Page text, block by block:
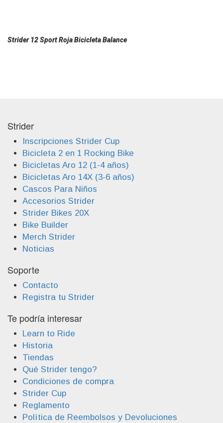
Strider 12 Sport Roja Bicicleta Balance
Strider
Inscripciones Strider Cup
Bicicleta 2 en 1 Rocking Bike
Bicicletas Aro 12 (1-4 años)
Bicicletas Aro 14X (3-6 años)
Cascos Para Niños
Accesorios Strider
Strider Bikes 20X
Bike Builder
Merch Strider
Noticias
Soporte
Contacto
Registra tu Strider
Te podría interesar
Learn to Ride
Historia
Tiendas
Qué Strider tengo?
Condiciones de compra
Strider Cup
Reglamento
Política de Reembolsos y Devoluciones